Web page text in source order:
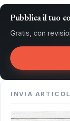
Pubblica il tuo
Gratis, con
INVIA